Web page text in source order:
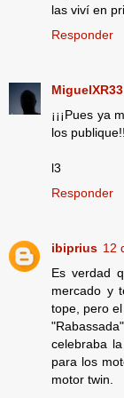
las viví en
Responder
MiguelXR33
¡¡¡Pues ya
los
l3
Responder
ibiprius 12
Es verdad
mercado y
tope, pero
celebraba
para los
motor twin.